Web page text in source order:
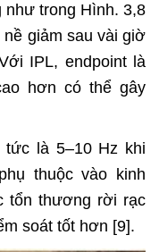
như trong Hình. 3,8
giảm sau vài giờ
IPL, endpoint là
hơn có thể gây
là 5–10 Hz khi
thuộc vào kinh
tổn thương rời rạc
soát tốt hơn [9].